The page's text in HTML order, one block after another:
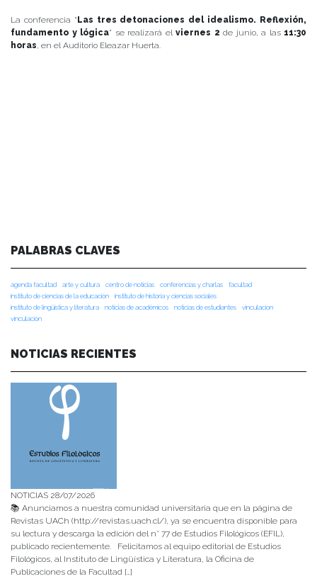
La conferencia “Las tres detonaciones del idealismo. Reflexión,
fundamento y lógica” se realizará el viernes 2 de junio, a las 11:30
horas, en el Auditorio Eleazar Huerta.
PALABRAS CLAVES
agenda facultad arte y cultura centro de noticias conferencias y charlas
facultad
instituto de ciencias de la educación
instituto de historia y ciencias sociales
instituto de lingüística y literatura
noticias de académicos noticias de estudiantes
vinculacion
vinculación
NOTICIAS RECIENTES
NOTICIAS 28/07/2026
📚 Anunciamos a nuestra comunidad universitaria que en la página de
Revistas UACh (http://revistas.uach.cl/), ya se encuentra disponible para
su lectura y descarga la edición del n° 77 de Estudios Filológicos (EFIL),
publicado recientemente. Felicitamos al equipo editorial de Estudios
Filológicos, al Instituto de Lingüística y Literatura, la Oficina de
Publicaciones de la Facultad […]